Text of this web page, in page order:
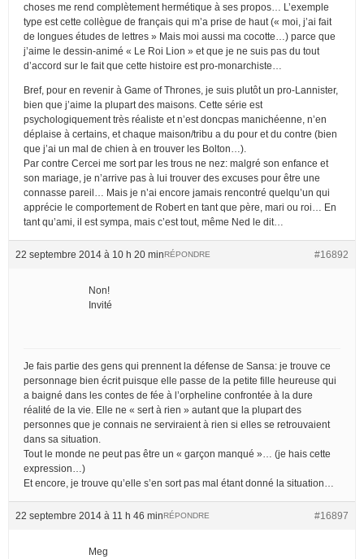
choses me rend complètement hermétique à ses propos… L’exemple
type est cette collègue de français qui m’a prise de haut (« moi, j’ai fait
de longues études de lettres » Mais moi aussi ma cocotte…) parce que
j’aime le dessin-animé « Le Roi Lion » et que je ne suis pas du tout
d’accord sur le fait que cette histoire est pro-monarchiste…
Bref, pour en revenir à Game of Thrones, je suis plutôt un pro-Lannister,
bien que j’aime la plupart des maisons. Cette série est
psychologiquement très réaliste et n’est doncpas manichéenne, n’en
déplaise à certains, et chaque maison/tribu a du pour et du contre (bien
que j’ai un mal de chien à en trouver les Bolton…).
Par contre Cercei me sort par les trous ne nez: malgré son enfance et
son mariage, je n’arrive pas à lui trouver des excuses pour être une
connasse pareil… Mais je n’ai encore jamais rencontré quelqu’un qui
apprécie le comportement de Robert en tant que père, mari ou roi… En
tant qu’ami, il est sympa, mais c’est tout, même Ned le dit…
22 septembre 2014 à 10 h 20 min #16892
RÉPONDRE
Non!
Invité
Je fais partie des gens qui prennent la défense de Sansa: je trouve ce
personnage bien écrit puisque elle passe de la petite fille heureuse qui
a baigné dans les contes de fée à l’orpheline confrontée à la dure
réalité de la vie. Elle ne « sert à rien » autant que la plupart des
personnes que je connais ne serviraient à rien si elles se retrouvaient
dans sa situation.
Tout le monde ne peut pas être un « garçon manqué »… (je hais cette
expression…)
Et encore, je trouve qu’elle s’en sort pas mal étant donné la situation…
22 septembre 2014 à 11 h 46 min #16897
RÉPONDRE
Meg